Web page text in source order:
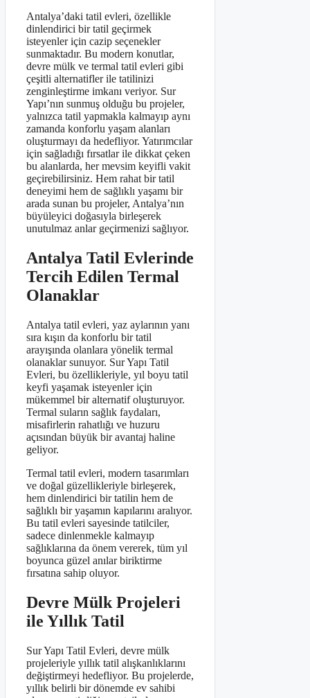
Antalya’daki tatil evleri, özellikle
dinlendirici bir tatil geçirmek
isteyenler için cazip seçenekler
sunmaktadır. Bu modern konutlar,
devre mülk ve termal tatil evleri gibi
çeşitli alternatifler ile tatilinizi
zenginleştirme imkanı veriyor. Sur
Yapı’nın sunmuş olduğu bu projeler,
yalnızca tatil yapmakla kalmayıp aynı
zamanda konforlu yaşam alanları
oluşturmayı da hedefliyor. Yatırımcılar
için sağladığı fırsatlar ile dikkat çeken
bu alanlarda, her mevsim keyifli vakit
geçirebilirsiniz. Hem rahat bir tatil
deneyimi hem de sağlıklı yaşamı bir
arada sunan bu projeler, Antalya’nın
büyüleyici doğasıyla birleşerek
unutulmaz anlar geçirmenizi sağlıyor.
Antalya Tatil Evlerinde
Tercih Edilen Termal
Olanaklar
Antalya tatil evleri, yaz aylarının yanı
sıra kışın da konforlu bir tatil
arayışında olanlara yönelik termal
olanaklar sunuyor. Sur Yapı Tatil
Evleri, bu özellikleriyle, yıl boyu tatil
keyfi yaşamak isteyenler için
mükemmel bir alternatif oluşturuyor.
Termal suların sağlık faydaları,
misafirlerin rahatlığı ve huzuru
açısından büyük bir avantaj haline
geliyor.
Termal tatil evleri, modern tasarımları
ve doğal güzellikleriyle birleşerek,
hem dinlendirici bir tatilin hem de
sağlıklı bir yaşamın kapılarını aralıyor.
Bu tatil evleri sayesinde tatilciler,
sadece dinlenmekle kalmayıp
sağlıklarına da önem vererek, tüm yıl
boyunca güzel anılar biriktirme
fırsatına sahip oluyor.
Devre Mülk Projeleri
ile Yıllık Tatil
Sur Yapı Tatil Evleri, devre mülk
projeleriyle yıllık tatil alışkanlıklarını
değiştirmeyi hedefliyor. Bu projelerde,
yıllık belirli bir dönemde ev sahibi